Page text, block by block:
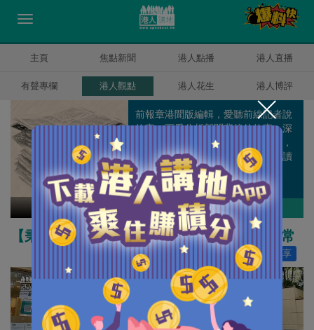
主頁 焦點新聞 港人點播 港人直播
有聲專欄 港人觀點 港人花生 港人博評
梁文新
前報章港聞版編輯，愛聽前線記者說
故事，更愛分析新聞背後的故事。深
信凡事都有兩面，認為作為評論人，
有責任提出適切的觀點與角度，讓讀
者正面思考。
作者其他博評
【秉文觀新】抗疫目標要清晰 市民團結可復常
分享
10